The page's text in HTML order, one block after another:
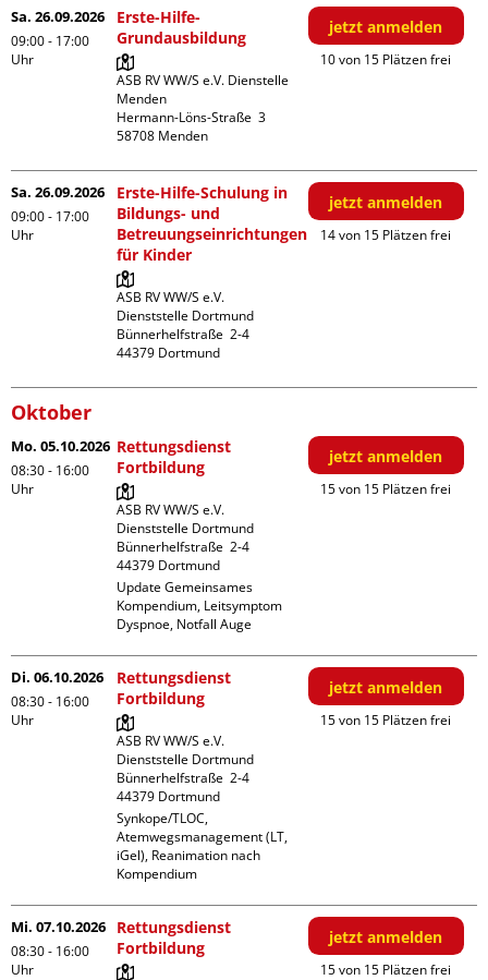
Sa. 26.09.2026
09:00 - 17:00
Uhr
Erste-Hilfe-
Grundausbildung
ASB RV WW/S e.V. Dienstelle
Menden
Hermann-Löns-Straße  3
jetzt anmelden
10 von 15 Plätzen frei
Sa. 26.09.2026
09:00 - 17:00
Uhr
Erste-Hilfe-Schulung in
Bildungs- und
Betreuungseinrichtungen
für Kinder
ASB RV WW/S e.V.
Dienststelle Dortmund
Bünnerhelfstraße  2-4
jetzt anmelden
14 von 15 Plätzen frei
Oktober
Mo. 05.10.2026
08:30 - 16:00
Uhr
Rettungsdienst
Fortbildung
ASB RV WW/S e.V.
Dienststelle Dortmund
Bünnerhelfstraße  2-4
Update Gemeinsames
Kompendium, Leitsymptom
Dyspnoe, Notfall Auge
jetzt anmelden
15 von 15 Plätzen frei
Di. 06.10.2026
08:30 - 16:00
Uhr
Rettungsdienst
Fortbildung
ASB RV WW/S e.V.
Dienststelle Dortmund
Bünnerhelfstraße  2-4
Synkope/TLOC,
Atemwegsmanagement (LT,
iGel), Reanimation nach
Kompendium
jetzt anmelden
15 von 15 Plätzen frei
Mi. 07.10.2026
08:30 - 16:00
Uhr
Rettungsdienst
Fortbildung
jetzt anmelden
15 von 15 Plätzen frei